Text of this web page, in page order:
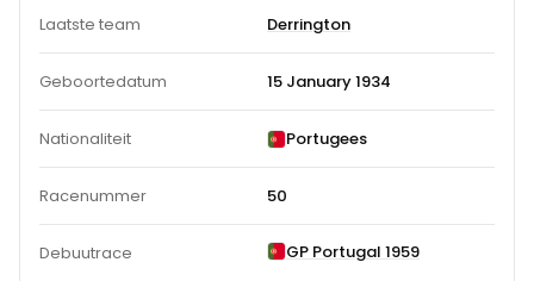
Laatste team Derrington
Geboortedatum 15 January 1934
Nationaliteit Portugees
Racenummer 50
Debuutrace GP Portugal 1959